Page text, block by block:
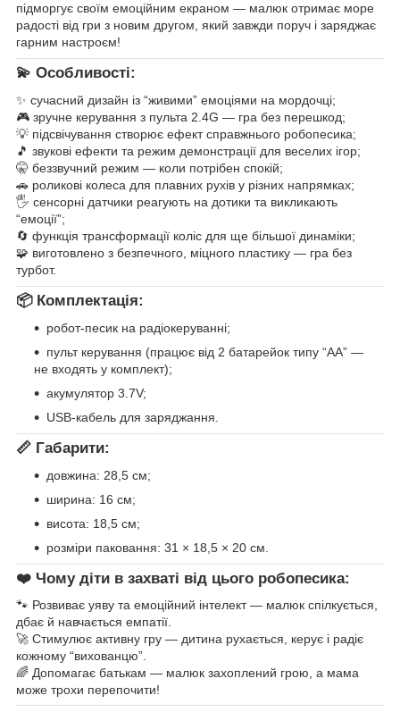
підморгує своїм емоційним екраном — малюк отримає море
радості від гри з новим другом, який завжди поруч і заряджає
гарним настроєм!
💫 Особливості:
✨ сучасний дизайн із “живими” емоціями на мордочці;
🎮 зручне керування з пульта 2.4G — гра без перешкод;
💡 підсвічування створює ефект справжнього робопесика;
🎵 звукові ефекти та режим демонстрації для веселих ігор;
🤫 беззвучний режим — коли потрібен спокій;
🚗 роликові колеса для плавних рухів у різних напрямках;
🖐️ сенсорні датчики реагують на дотики та викликають
“емоції”;
🔄 функція трансформації коліс для ще більшої динаміки;
🧩 виготовлено з безпечного, міцного пластику — гра без
турбот.
📦 Комплектація:
робот-песик на радіокеруванні;
пульт керування (працює від 2 батарейок типу “AA” —
не входять у комплект);
акумулятор 3.7V;
USB-кабель для заряджання.
📏 Габарити:
довжина: 28,5 см;
ширина: 16 см;
висота: 18,5 см;
розміри паковання: 31 × 18,5 × 20 см.
❤️ Чому діти в захваті від цього робопесика:
🐾 Розвиває уяву та емоційний інтелект — малюк спілкується,
дбає й навчається емпатії.
🚀 Стимулює активну гру — дитина рухається, керує і радіє
кожному “вихованцю”.
🌈 Допомагає батькам — малюк захоплений грою, а мама
може трохи перепочити!